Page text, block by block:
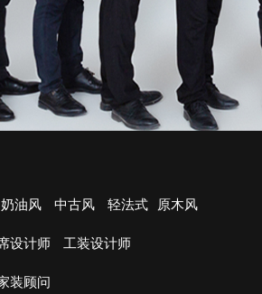
奶油风 中古风 轻法式 原木风
设计师 工装设计师
装顾问